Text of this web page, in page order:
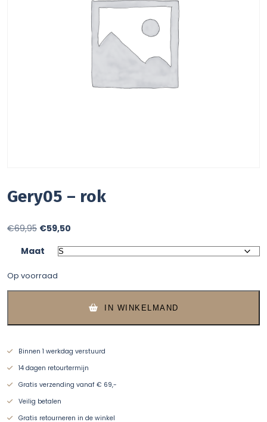
Gery05 – rok
€69,95 Oorspronkelijke
€69,95.
€59,50
prijs
Maat
Op voorraad
IN WINKELMAND
Binnen 1 werkdag verstuurd
14 dagen retourtermijn
Gratis verzending vanaf € 69,-
Veilig betalen
Gratis retourneren in de winkel